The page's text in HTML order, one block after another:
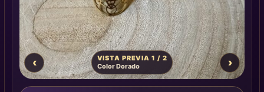
‹
VISTA PREVIA 1 / 2
Color Dorado
›